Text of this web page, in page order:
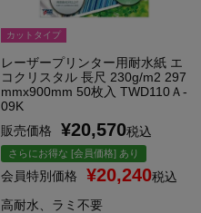
カットタイプ
レーザープリンター用耐水紙 エ
コクリスタル 長尺 230g/m2 297
mmx900mm 50枚入 TWD110Ａ-
09K
販売価格
¥20,570税込
さらにお得な [会員価格] あり
会員特別価格 ¥20,240税込
高耐水、ラミ不要